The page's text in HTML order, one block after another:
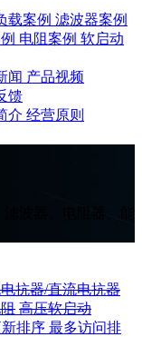
载案例 滤波器案例
电阻案例 软启动
闻 产品视频
馈
介 经营原则
抗器/直流电抗器
高压软启动
排序 最多访问排